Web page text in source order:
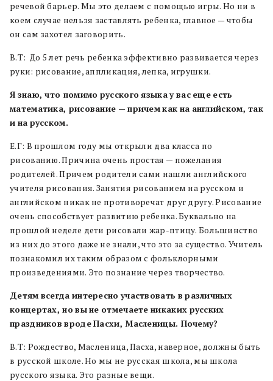
речевой барьер. Мы это делаем с помощью игры. Но ни в
коем случае нельзя заставлять ребенка, главное — чтобы
он сам захотел заговорить.
В.Т: До 5 лет речь ребенка эффективно развивается через
руки: рисование, аппликация, лепка, игрушки.
Я знаю, что помимо русского языкаувас еще есть
математика, рисование — причемкак на английском, так
и на русском.
Е.Г: В прошлом году мы открыли два класса по
рисованию. Причина очень простая — пожелания
родителей. Причем родители сами нашли английского
учителя рисования. Занятия рисованием на русском и
английском никак не противоречат друг другу. Рисование
очень способствует развитию ребенка. Буквально на
прошлой неделе дети рисовали жар-птицу. Большинство
из них до этого даже не знали, что это за существо. Учитель
познакомил их таким образом с фольклорными
произведениями. Это познание через творчество.
Детям всегда интересно участвовать в различных
концертах, но выне отмечаете никаких русских
праздников вродеПасхи, Масленицы. Почему?
В.Т: Рождество, Масленица, Пасха, наверное, должны быть
в русской школе. Но мы не русская школа, мы школа
русского языка. Это разные вещи.